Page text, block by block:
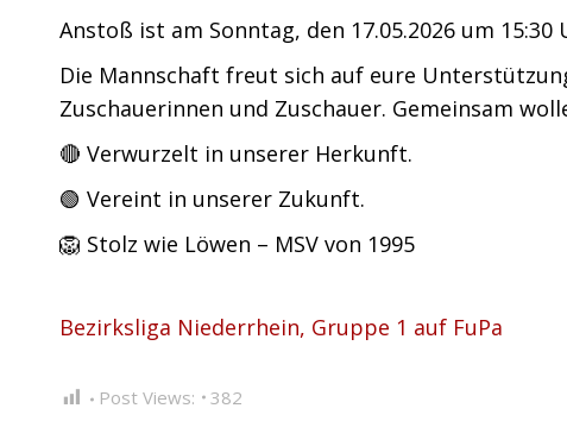
Anstoß ist am Sonntag, den 17.05.2026 um 15:30
Die Mannschaft freut sich auf eure
Zuschauerinnen und Zuschauer. Gemeinsam
🔴 Verwurzelt in unserer Herkunft.
🟢 Vereint in unserer Zukunft.
🦁 Stolz wie Löwen – MSV von 1995
Bezirksliga Niederrhein, Gruppe 1 auf FuPa
Post Views: 382